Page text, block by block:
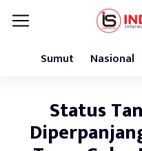
Sumut Nasional
Status